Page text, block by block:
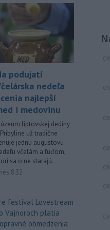
v Európskej únii.
Vlastníctvo a správa lesov v
národných parkoch (NP),
júla prešli zonáciou,
pod národné parky.
podujatí
nedeľa
najlepší
i medovinu
liptovskej dediny
už tradične
jednu augustovú
včelám a ľuďom,
sa o ne starajú.
8:32
festival Lovestream
Vajnoroch platia
obmedzenia